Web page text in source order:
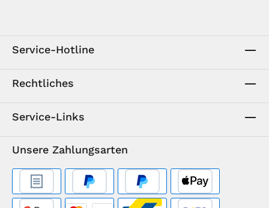
Service-Hotline
Rechtliches
Service-Links
Unsere Zahlungsarten